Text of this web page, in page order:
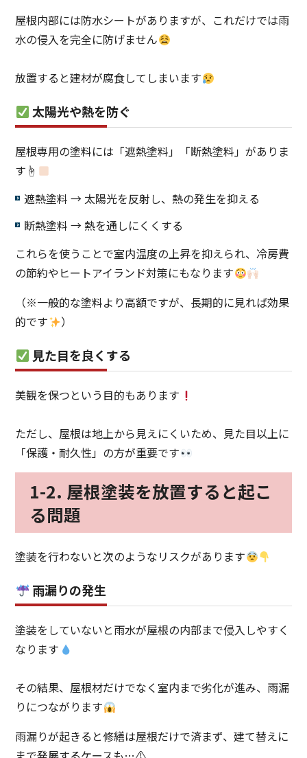
屋根内部には防水シートがありますが、これだけでは雨
水の侵入を完全に防げません
放置すると建材が腐食してしまいます
太陽光や熱を防ぐ
屋根専用の塗料には「遮熱塗料」「断熱塗料」がありま
す☝
遮熱塗料 → 太陽光を反射し、熱の発生を抑える
断熱塗料 → 熱を通しにくくする
これらを使うことで室内温度の上昇を抑えられ、冷房費
の節約やヒートアイランド対策にもなります
（※一般的な塗料より高額ですが、長期的に見れば効果
的です
）
見た目を良くする
美観を保つという目的もあります
ただし、屋根は地上から見えにくいため、見た目以上に
「保護・耐久性」の方が重要です
1-2. 屋根塗装を放置すると起こ
る問題
塗装を行わないと次のようなリスクがあります
雨漏りの発生
塗装をしていないと雨水が屋根の内部まで侵入しやすく
なります
その結果、屋根材だけでなく室内まで劣化が進み、雨漏
りにつながります
雨漏りが起きると修繕は屋根だけで済まず、建て替えに